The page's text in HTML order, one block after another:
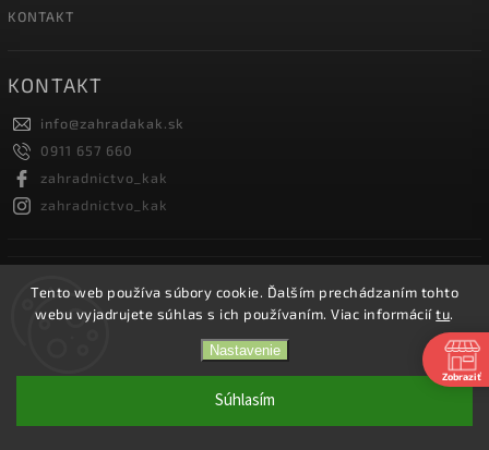
Tento web používa súbory cookie. Ďalším prechádzaním tohto
webu vyjadrujete súhlas s ich používaním. Viac informáciítu.
Nastavenie
Súhlasím
KONTAKT
KONTAKT
info@zahradakak.sk
0911 657 660
zahradnictvo_kak
zahradnictvo_kak
FACEBOOK
. Všetky práva vyhradené.
Zobraziť